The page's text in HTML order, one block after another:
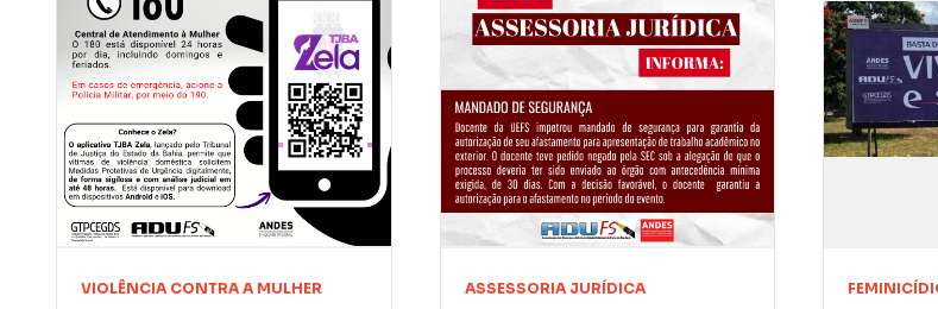
VIOLÊNCIA CONTRA A MULHER ASSESSORIA JURÍDICA